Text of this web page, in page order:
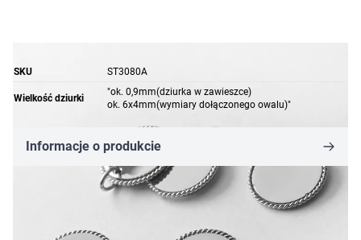
SKU ST3080A
Wielkość dziurki
"ok. 0,9mm(dziurka w zawieszce)
ok. 6x4mm(wymiary dołączonego owalu)"
Informacje o produkcie